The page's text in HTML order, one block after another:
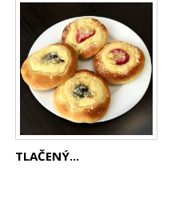
TLAČENÝ...